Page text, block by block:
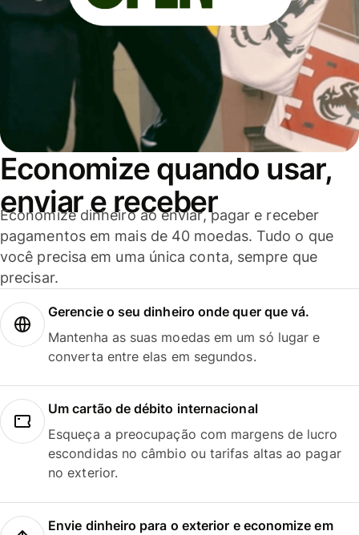
Economize quando usar,
enviar e receber
Economize dinheiro ao enviar, pagar e receber
pagamentos em mais de 40 moedas. Tudo o que
você precisa em uma única conta, sempre que
precisar.
Gerencie o seu dinheiro onde quer que vá.
Mantenha as suas moedas em um só lugar e
converta entre elas em segundos.
Um cartão de débito internacional
Esqueça a preocupação com margens de lucro
escondidas no câmbio ou tarifas altas ao pagar
no exterior.
Envie dinheiro para o exterior e economize em